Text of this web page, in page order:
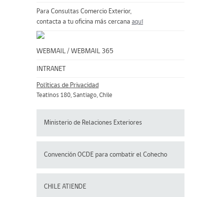
Para Consultas Comercio Exterior,
contacta a tu oficina más cercana aquí
WEBMAIL / WEBMAIL 365
INTRANET
Políticas de Privacidad
Teatinos 180, Santiago, Chile
Ministerio de Relaciones Exteriores
Convención OCDE para combatir el Cohecho
CHILE ATIENDE